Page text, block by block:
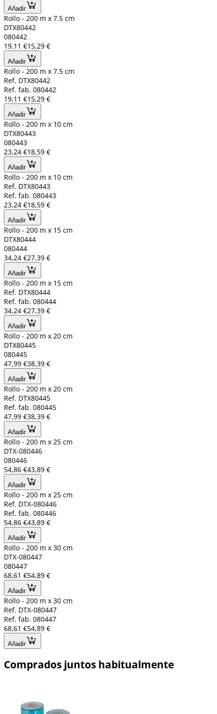
Añadir
Rollo - 200 m x 7.5 cm
DTX80442
080442
19,11 €15,29 €
Añadir
Rollo - 200 m x 7.5 cm
Ref. DTX80442
Ref. fab. 080442
19,11 €15,29 €
Añadir
Rollo - 200 m x 10 cm
DTX80443
080443
23,24 €18,59 €
Añadir
Rollo - 200 m x 10 cm
Ref. DTX80443
Ref. fab. 080443
23,24 €18,59 €
Añadir
Rollo - 200 m x 15 cm
DTX80444
080444
34,24 €27,39 €
Añadir
Rollo - 200 m x 15 cm
Ref. DTX80444
Ref. fab. 080444
34,24 €27,39 €
Añadir
Rollo - 200 m x 20 cm
DTX80445
080445
47,99 €38,39 €
Añadir
Rollo - 200 m x 20 cm
Ref. DTX80445
Ref. fab. 080445
47,99 €38,39 €
Añadir
Rollo - 200 m x 25 cm
DTX-080446
080446
54,86 €43,89 €
Añadir
Rollo - 200 m x 25 cm
Ref. DTX-080446
Ref. fab. 080446
54,86 €43,89 €
Añadir
Rollo - 200 m x 30 cm
DTX-080447
080447
68,61 €54,89 €
Añadir
Rollo - 200 m x 30 cm
Ref. DTX-080447
Ref. fab. 080447
68,61 €54,89 €
Añadir
Comprados juntos habitualmente